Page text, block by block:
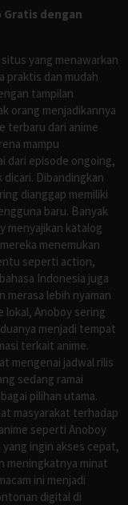
Gratis dengan
yang menawarkan
praktis dan mudah
tampilan
orang menjadikannya
terbaru dari anime
mampu
dari episode ongoing,
dicari. Dibandingkan
dianggap memiliki
baru. Banyak
menyajikan katalog
menemukan
seperti action,
Indonesia juga
merasa lebih nyaman
lokal, Anoboy sering
menjadi tempat
terkait anime.
mengenai jadwal rilis
sedang ramai
pilihan utama.
masyarakat terhadap
seperti Anoboy
ingin akses cepat,
meningkatnya minat
ini menjadi
digital di